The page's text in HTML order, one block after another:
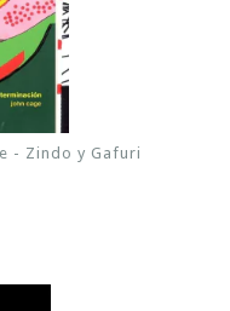
- Zindo y Gafuri